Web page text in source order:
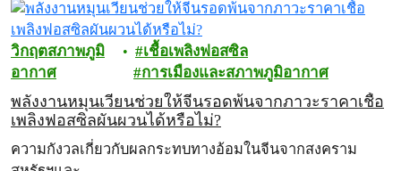
วิกฤตสภาพภูมิ
อากาศ
เชื้อเพลิงฟอสซิล
การเมืองและสภาพภูมิอากาศ
พลังงานหมุนเวียนช่วยให้จีนรอดพ้นจากภาวะราคาเชื้อ
เพลิงฟอสซิลผันผวนได้หรือไม่?
ความกังวลเกี่ยวกับผลกระทบทางอ้อมในจีนจากสงคราม